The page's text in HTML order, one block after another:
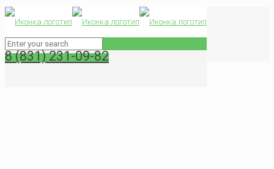
8 (831) 231-09-82
Как ухаживать за кожаной мебелью?
Новости
Как ухаживать за кожаной мебелью?